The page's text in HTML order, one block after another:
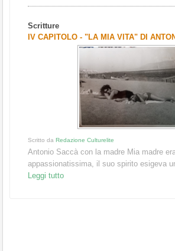
Scritture
IV CAPITOLO - "LA MIA VITA" DI
Scritto da Redazione Culturelite
Antonio Saccà con la madre Mia madre
appassionatissima, il suo spirito esigeva
Leggi tutto